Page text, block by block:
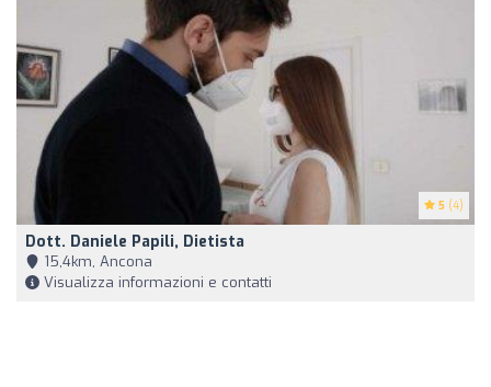
5 (4)
Dott. Daniele Papili, Dietista
15,4km, Ancona
Visualizza informazioni e contatti